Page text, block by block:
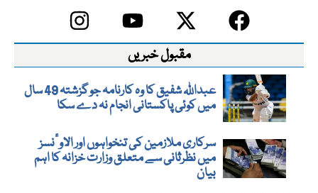
مقبول خبریں
عبداللہ شفیق کا وہ کارنامہ جو گزشتہ 49 سال
میں کوئی پاکستانی انجام نہ دے سکا
سرکاری ملازمین کی تنخواہوں اور الاوٴنسز
میں نظرثانی سے متعلق وزارت خزانہ کا اہم
بیان